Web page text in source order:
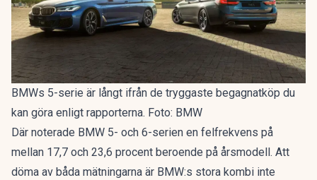
BMWs 5-serie är långt ifrån de tryggaste begagnatköp du
kan göra enligt rapporterna. Foto: BMW
Där noterade BMW 5- och 6-serien en felfrekvens på
mellan 17,7 och 23,6 procent beroende på årsmodell. Att
döma av båda mätningarna är BMW:s stora kombi inte